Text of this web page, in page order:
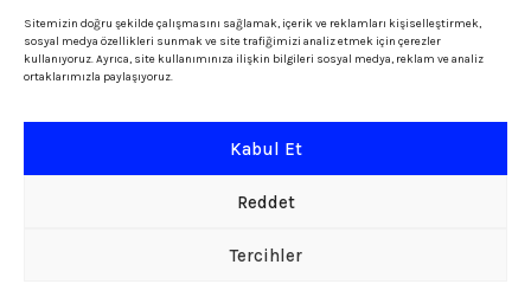
Sitemizin doğru şekilde çalışmasını sağlamak, içerik ve reklamları kişiselleştirmek,
sosyal medya özellikleri sunmak ve site trafiğimizi analiz etmek için çerezler
kullanıyoruz. Ayrıca, site kullanımınıza ilişkin bilgileri sosyal medya, reklam ve analiz
ortaklarımızla paylaşıyoruz.
Kabul Et
Reddet
Tercihler
isletme@depodone.com
Şartlar ve Koşullar